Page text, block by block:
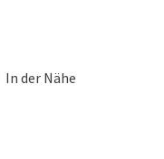
In der Nähe